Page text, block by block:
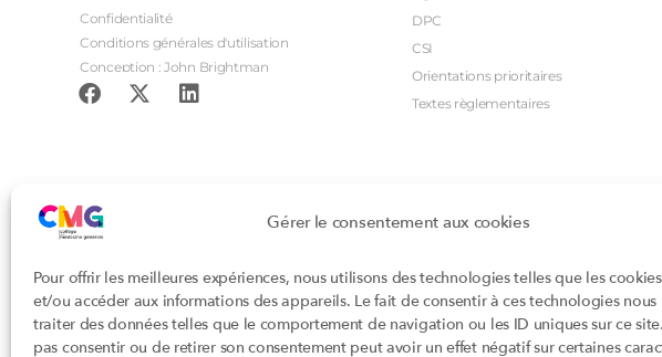
Gérer le consentement aux cookies
Pour offrir les meilleures expériences, nous utilisons des technologies telles que les
et/ou accéder aux informations des appareils. Le fait de consentir à ces technologies
traiter des données telles que le comportement de navigation ou les ID uniques sur ce
pas consentir ou de retirer son consentement peut avoir un effet négatif sur certaines
Confidentialité
Conditions générales d'utilisation
Conception : John Brightman
DPC
CSI
Orientations prioritaires
Textes règlementaires